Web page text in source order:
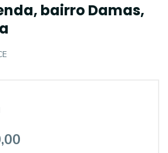
bairro Damas,